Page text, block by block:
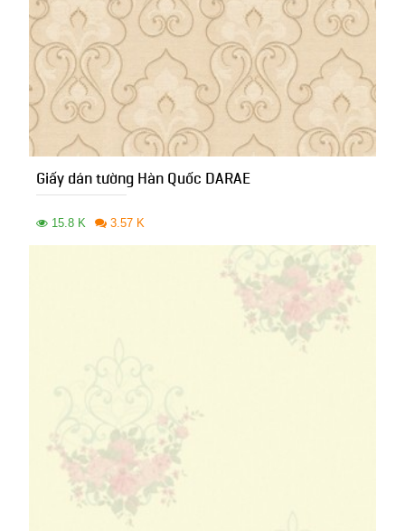
Giấy dán tường Hàn Quốc DARAE
15.8 K 3.57 K